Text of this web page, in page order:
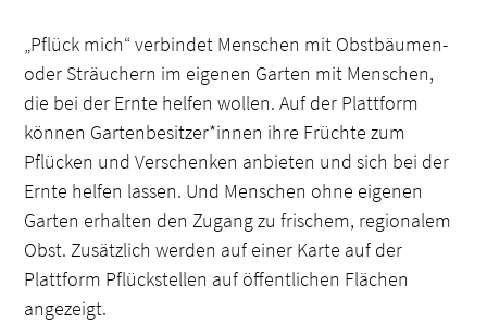
„Pflück mich“ verbindet Menschen mit Obstbäumen-
oder Sträuchern im eigenen Garten mit Menschen,
die bei der Ernte helfen wollen. Auf der Plattform
können Gartenbesitzer*innen ihre Früchte zum
Pflücken und Verschenken anbieten und sich bei der
Ernte helfen lassen. Und Menschen ohne eigenen
Garten erhalten den Zugang zu frischem, regionalem
Obst. Zusätzlich werden auf einer Karte auf der
Plattform Pflückstellen auf öffentlichen Flächen
angezeigt.